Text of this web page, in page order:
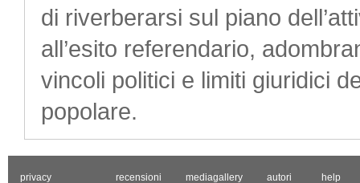
di riverberarsi sul piano
all’esito referendario,
vincoli politici e limiti giuridici
popolare.
privacy
recensioni
mediagallery
autori
help